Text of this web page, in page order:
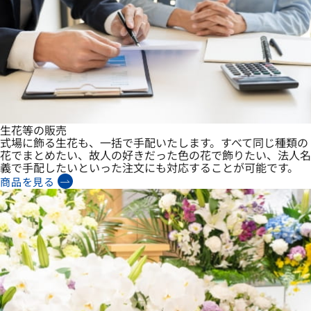
生花等の販売
式場に飾る生花も、一括で手配いたします。すべて同じ種類の
花でまとめたい、故人の好きだった色の花で飾りたい、法人名
義で手配したいといった注文にも対応することが可能です。
商品を見る